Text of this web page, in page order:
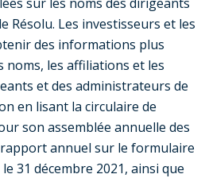
Résolu. Les investisseurs et les
des informations plus
noms, les affiliations et les
et des administrateurs de
en lisant la circulaire de
son assemblée annuelle des
annuel sur le formulaire
31 décembre 2021, ainsi que